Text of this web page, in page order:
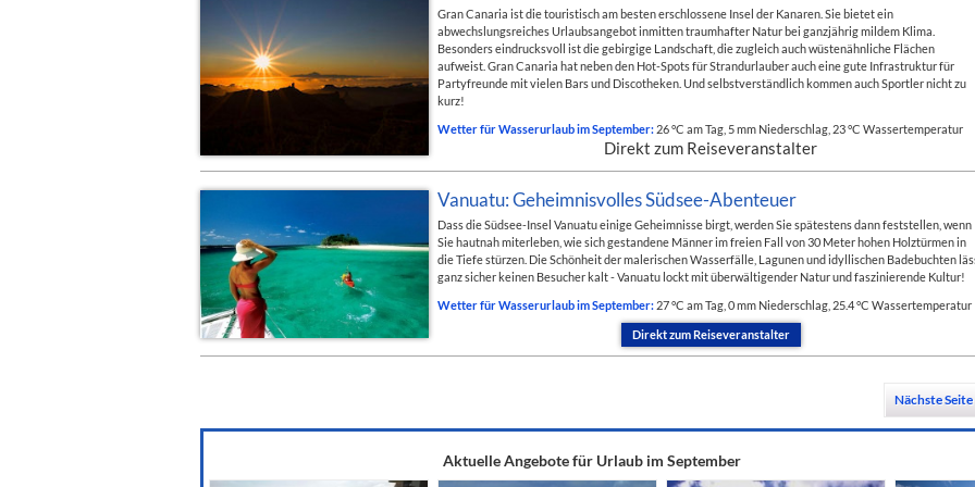
Gran Canaria ist die touristisch am besten erschlossene Insel der Kanaren. Sie bietet ein
abwechslungsreiches Urlaubsangebot inmitten traumhafter Natur bei ganzjährig mildem Klima.
Besonders eindrucksvoll ist die gebirgige Landschaft, die zugleich auch wüstenähnliche Flächen
aufweist. Gran Canaria hat neben den Hot-Spots für Strandurlauber auch eine gute Infrastruktur für
Partyfreunde mit vielen Bars und Discotheken. Und selbstverständlich kommen auch Sportler nicht zu
kurz!
Wetter für Wasserurlaub im September: 26 °C am Tag, 5 mm Niederschlag, 23 °C Wassertemperatur
Direkt zum Reiseveranstalter
Vanuatu: Geheimnisvolles Südsee-Abenteuer
Dass die Südsee-Insel Vanuatu einige Geheimnisse birgt, werden Sie spätestens dann feststellen, wenn
Sie hautnah miterleben, wie sich gestandene Männer im freien Fall von 30 Meter hohen Holztürmen in
die Tiefe stürzen. Die Schönheit der malerischen Wasserfälle, Lagunen und idyllischen Badebuchten
ganz sicher keinen Besucher kalt - Vanuatu lockt mit überwältigender Natur und faszinierende Kultur!
Wetter für Wasserurlaub im September: 27 °C am Tag, 0 mm Niederschlag, 25.4 °C Wassertemperatur
Direkt zum Reiseveranstalter
Nächste Seite
Aktuelle Angebote für Urlaub im September